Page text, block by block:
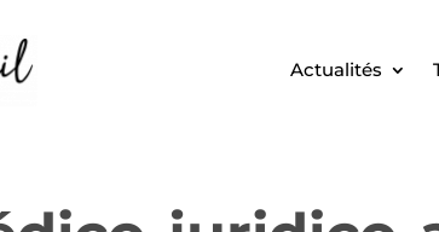
Actualités